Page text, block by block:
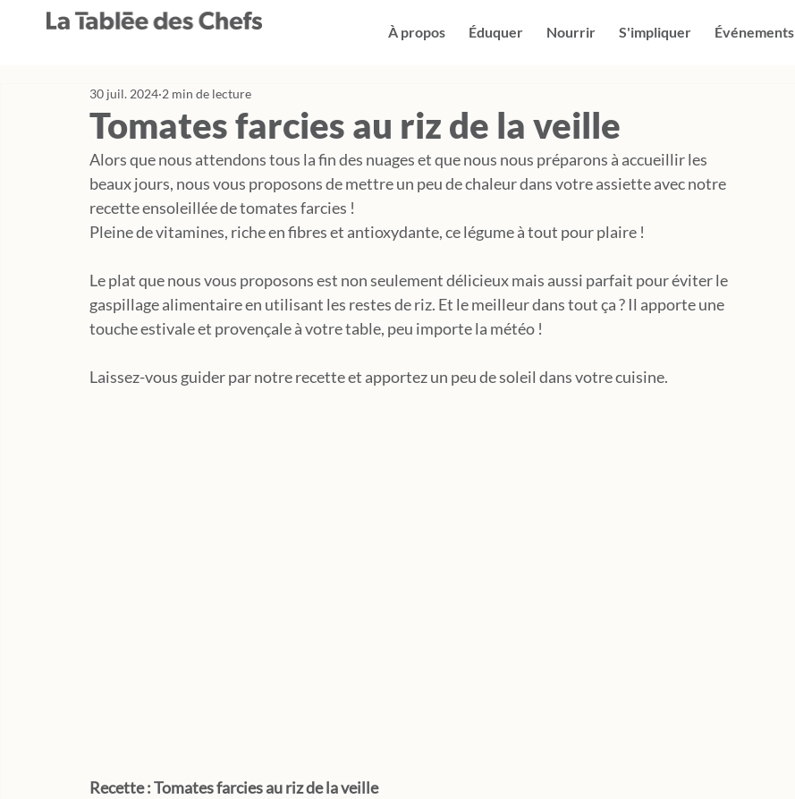
À propos Éduquer Nourrir S'impliquer Événements
Tomates farcies au riz de la veille
30 juil. 2024 2 min de lecture
Alors que nous attendons tous la fin des nuages et que nous nous préparons à accueillir les
beaux jours, nous vous proposons de mettre un peu de chaleur dans votre assiette avec notre
recette ensoleillée de tomates farcies !
Pleine de vitamines, riche en fibres et antioxydante, ce légume à tout pour plaire !
Le plat que nous vous proposons est non seulement délicieux mais aussi parfait pour éviter le
gaspillage alimentaire en utilisant les restes de riz. Et le meilleur dans tout ça ? Il apporte une
touche estivale et provençale à votre table, peu importe la météo !
Laissez-vous guider par notre recette et apportez un peu de soleil dans votre cuisine.
Recette : Tomates farcies au riz de la veille